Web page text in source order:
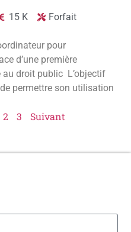
15 K
Forfait
pour
d’une première
droit public L’objectif
permettre son utilisation
2 3 Suivant